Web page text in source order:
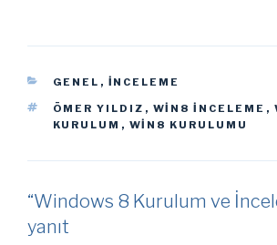
KATEGORILER
GENEL , İNCELEME
ETIKETLER
ÖMER YILDIZ , WIN8 INCELEME ,
KURULUM , WIN8 KURULUMU
“Windows 8 Kurulum ve
yanıt